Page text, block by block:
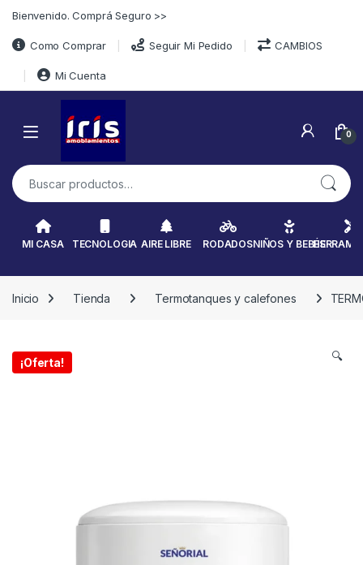
Bienvenido. Comprá Seguro >>
Como Comprar Seguir Mi Pedido CAMBIOS
Mi Cuenta
0
Buscar por:
MI CASA TECNOLOGIA AIRE LIBRE RODADOSNIÑOS Y BEBÉS
Inicio Tienda Termotanques y calefones
¡Oferta! 🔍